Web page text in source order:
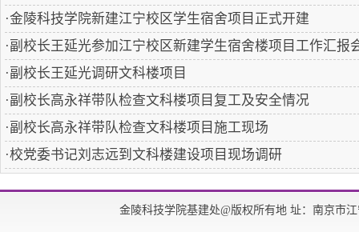
·金陵科技学院新建江宁校区学生宿舍项目正式开建
·副校长王延光参加江宁校区新建学生宿舍楼项目工作汇报
·副校长王延光调研文科楼项目
·副校长高永祥带队检查文科楼项目复工及安全情况
·副校长高永祥带队检查文科楼项目施工现场
·校党委书记刘志远到文科楼建设项目现场调研
金陵科技学院基建处@版权所有地 址：南京市